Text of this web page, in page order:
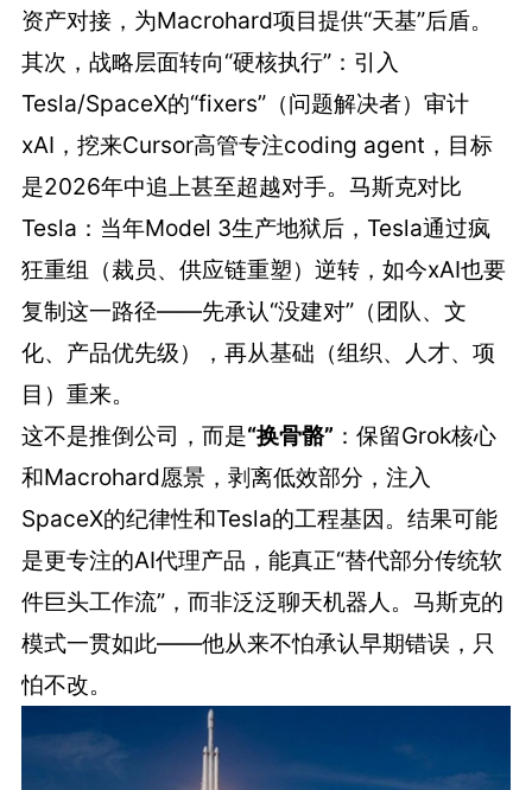
资产对接，为Macrohard项目提供“天基”后盾。
其次，战略层面转向“硬核执行”：引入
Tesla/SpaceX的“fixers”（问题解决者）审计
xAI，挖来Cursor高管专注coding agent，目标
是2026年中追上甚至超越对手。马斯克对比
Tesla：当年Model 3生产地狱后，Tesla通过疯
狂重组（裁员、供应链重塑）逆转，如今xAI也要
复制这一路径——先承认“没建对”（团队、文
化、产品优先级），再从基础（组织、人才、项
目）重来。
这不是推倒公司，而是“换骨骼” ：保留Grok核心
和Macrohard愿景，剥离低效部分，注入
SpaceX的纪律性和Tesla的工程基因。结果可能
是更专注的AI代理产品，能真正“替代部分传统软
件巨头工作流”，而非泛泛聊天机器人。马斯克的
模式一贯如此——他从来不怕承认早期错误，只
怕不改。